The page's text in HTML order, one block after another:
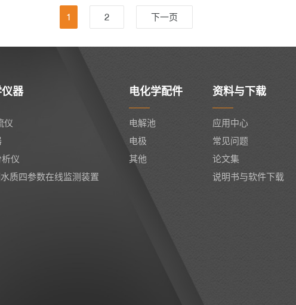
1 2 下一页
器
仪
仪
质四参数在线监测装置
电化学配件
电解池
电极
其他
资料与下载
应用中心
常见问题
论文集
说明书与软件下载